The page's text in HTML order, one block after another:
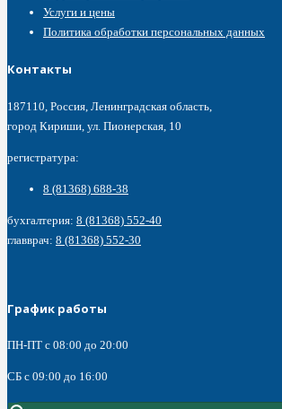
Услуги и цены
Политика обработки персональных данных
Контакты
187110, Россия, Ленинградская область,
город Кириши, ул. Пионерская, 10
регистратура:
8 (81368) 688-38
бухгалтерия: 8 (81368) 552-40
главврач: 8 (81368) 552-30
График работы
ПН-ПТ с 08:00 до 20:00
СБ c 09:00 до 16:00